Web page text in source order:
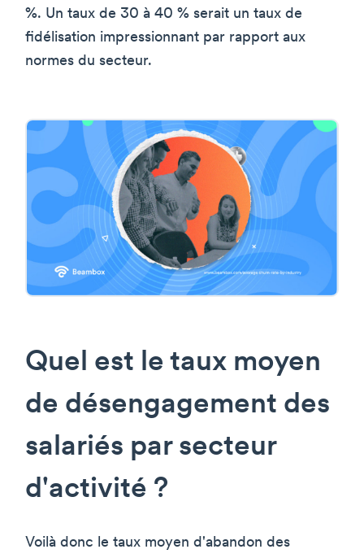
%. Un taux de 30 à 40 % serait un taux de
fidélisation impressionnant par rapport aux
normes du secteur.
Quel est le taux moyen
de désengagement des
salariés par secteur
d'activité ?
Voilà donc le taux moyen d'abandon des